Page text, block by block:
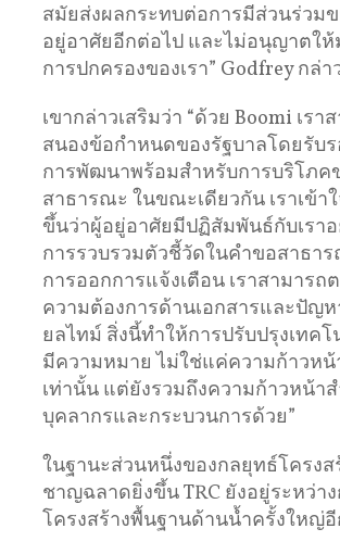
สมัยส่งผลกระทบต่อการมีส่วนร่วมข
อยู่อาศัยอีกต่อไป และไม่อนุญาตใ
การปกครองของเรา” Godfrey กล่า
เขากล่าวเสริมว่า “ด้วย Boomi เรา
สนองข้อกำหนดของรัฐบาลโดยรับร
การพัฒนาพร้อมสำหรับการบริโภค
สาธารณะ ในขณะเดียวกัน เราเข้า
ขึ้นว่าผู้อยู่อาศัยมีปฏิสัมพันธ์กับเรา
การรวบรวมตัวชี้วัดในคำขอสาธา
การออกการแจ้งเตือน เราสามารถ
ความต้องการด้านเอกสารและปัญห
ยลไทม์ สิ่งนี้ทำให้การปรับปรุงเทคโ
มีความหมาย ไม่ใช่แค่ความก้าวหน้
เท่านั้น แต่ยังรวมถึงความก้าวหน้า
บุคลากรและกระบวนการด้วย”
ในฐานะส่วนหนึ่งของกลยุทธ์โครง
ชาญฉลาดยิ่งขึ้น TRC ยังอยู่ระหว่า
โครงสร้างพื้นฐานด้านน้ำครั้งใหญ่